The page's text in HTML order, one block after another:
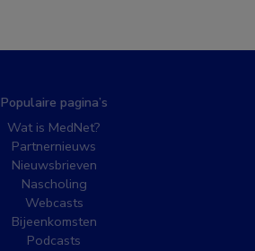
Populaire pagina’s
Wat is MedNet?
Partnernieuws
Nieuwsbrieven
Nascholing
Webcasts
Bijeenkomsten
Podcasts